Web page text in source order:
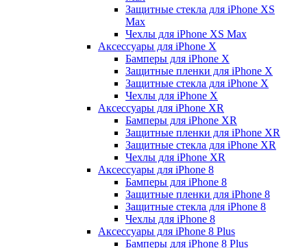
Защитные стекла для iPhone XS
Max
Чехлы для iPhone XS Max
Аксессуары для iPhone X
Бамперы для iPhone X
Защитные пленки для iPhone X
Защитные стекла для iPhone X
Чехлы для iPhone X
Аксессуары для iPhone XR
Бамперы для iPhone XR
Защитные пленки для iPhone XR
Защитные стекла для iPhone XR
Чехлы для iPhone XR
Аксессуары для iPhone 8
Бамперы для iPhone 8
Защитные пленки для iPhone 8
Защитные стекла для iPhone 8
Чехлы для iPhone 8
Аксессуары для iPhone 8 Plus
Бамперы для iPhone 8 Plus